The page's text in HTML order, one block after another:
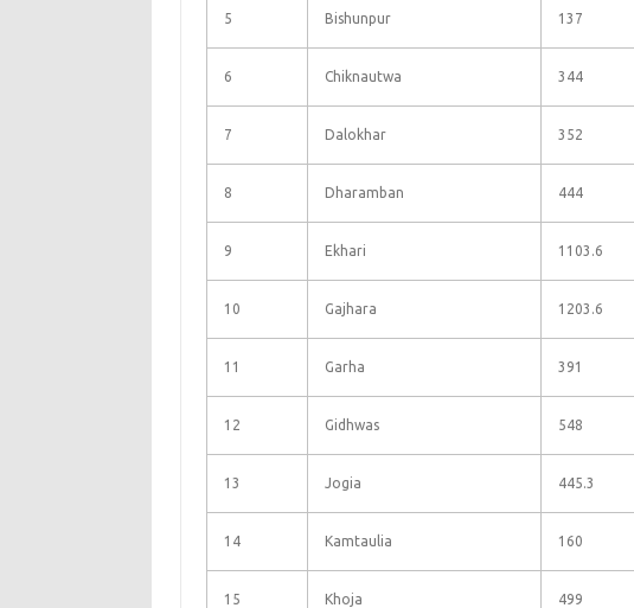
5 Bishunpur 137
6 Chiknautwa 344
7 Dalokhar 352
8 Dharamban 444
9 Ekhari 1103.6
10 Gajhara 1203.6
11 Garha 391
12 Gidhwas 548
13 Jogia 445.3
14 Kamtaulia 160
15 Khoja 499